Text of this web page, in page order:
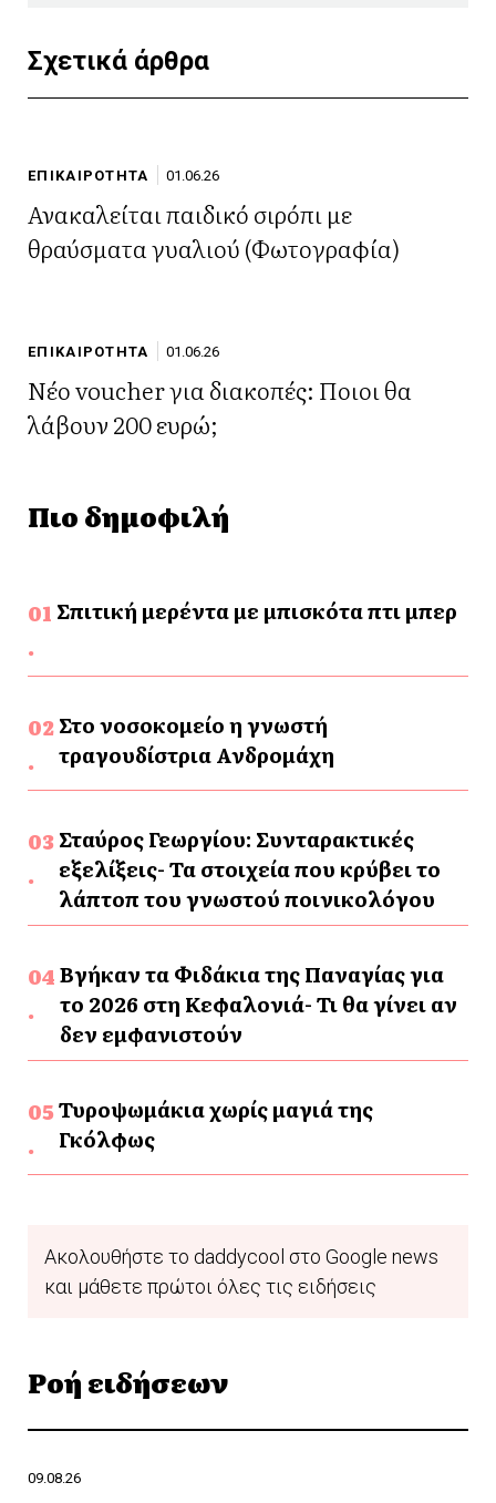
Σχετικά άρθρα
ΕΠΙΚΑΙΡΟΤΗΤΑ 01.06.26
Ανακαλείται παιδικό σιρόπι με
θραύσματα γυαλιού (Φωτογραφία)
ΕΠΙΚΑΙΡΟΤΗΤΑ 01.06.26
Νέο voucher για διακοπές: Ποιοι θα
λάβουν 200 ευρώ;
Πιο δημοφιλή
Σπιτική μερέντα με μπισκότα πτι μπερ
Στο νοσοκομείο η γνωστή
τραγουδίστρια Ανδρομάχη
Σταύρος Γεωργίου: Συνταρακτικές
εξελίξεις- Τα στοιχεία που κρύβει το
λάπτοπ του γνωστού ποινικολόγου
Βγήκαν τα Φιδάκια της Παναγίας για
το 2026 στη Κεφαλονιά- Τι θα γίνει αν
δεν εμφανιστούν
Τυροψωμάκια χωρίς μαγιά της
Γκόλφως
Ακολουθήστε το daddycool στο Google news
και μάθετε πρώτοι όλες τις ειδήσεις
Ροή ειδήσεων
09.08.26